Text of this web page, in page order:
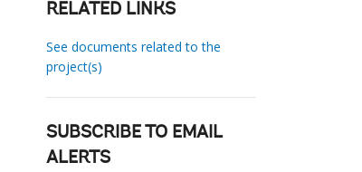
RELATED LINKS
See documents related to the
project(s)
SUBSCRIBE TO EMAIL
ALERTS